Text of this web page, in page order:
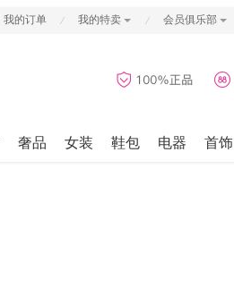
我的订单 我的特卖 会员俱乐部
奢品 女装 鞋包 电器 首饰